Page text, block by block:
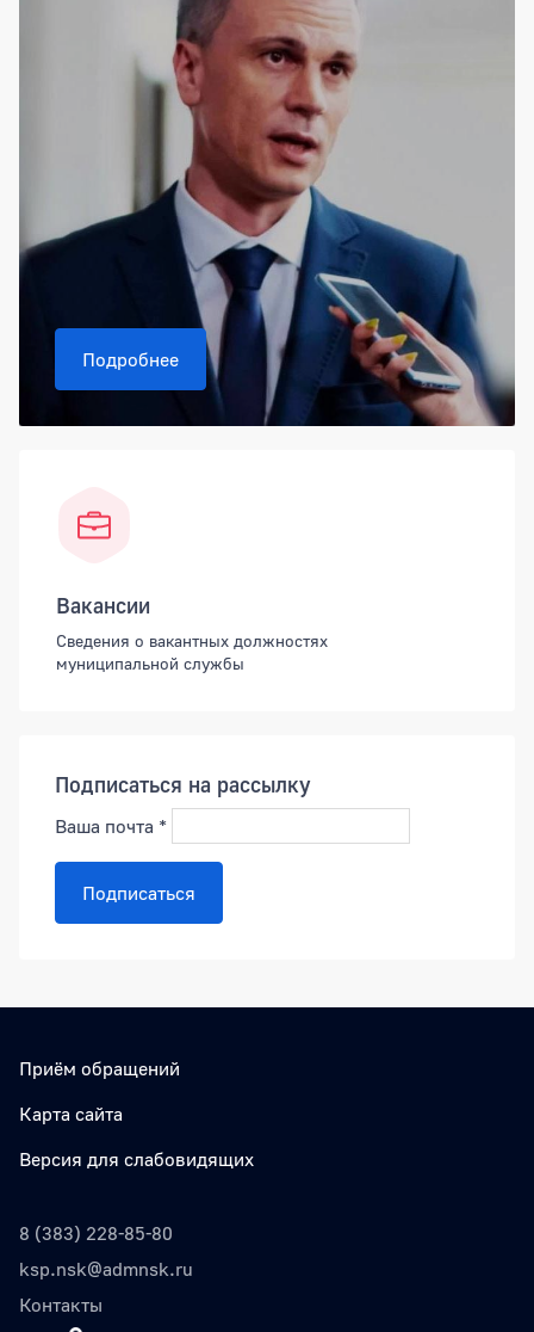
Подробнее
Вакансии
Сведения о вакантных должностях
муниципальной службы
Подписаться на рассылку
Ваша почта *
Подписаться
Приём обращений
Карта сайта
Версия для слабовидящих
8 (383) 228-85-80
ksp.nsk@admnsk.ru
Контакты